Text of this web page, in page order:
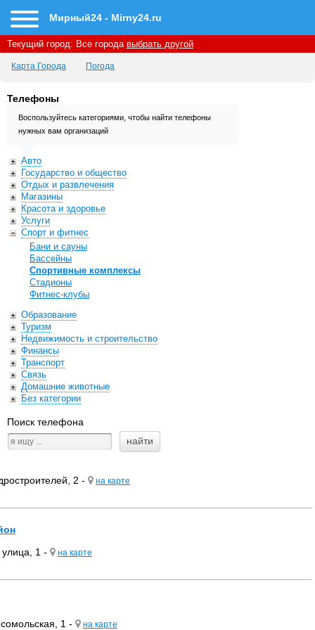
Мирный24 - Mirny24.ru
Текущий город: Все города выбрать другой
Карта Города Погода
Телефоны
Воспользуйтесь категориями, чтобы найти телефоны
нужных вам организаций
Авто
Государство и общество
Отдых и развлечения
Магазины
Красота и здоровье
Услуги
Спорт и фитнес
Бани и сауны
Бассейны
Спортивные комплексы
Стадионы
Фитнес-клубы
Образование
Туризм
Недвижимость и строительство
Финансы
Транспорт
Связь
Домашние животные
Без категории
Поиск телефона
2 - на карте
1 -
на карте
1 - на карте